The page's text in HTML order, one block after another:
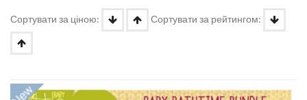
Сортувати за ціною: Сортувати за рейтингом: